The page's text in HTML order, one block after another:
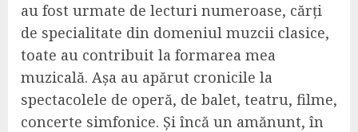
au fost urmate de lecturi numeroase, cărți
de specialitate din domeniul muzcii clasice,
toate au contribuit la formarea mea
muzicală. Așa au apărut cronicile la
spectacolele de operă, de balet, teatru, filme,
concerte simfonice. Și încă un amănunt, în